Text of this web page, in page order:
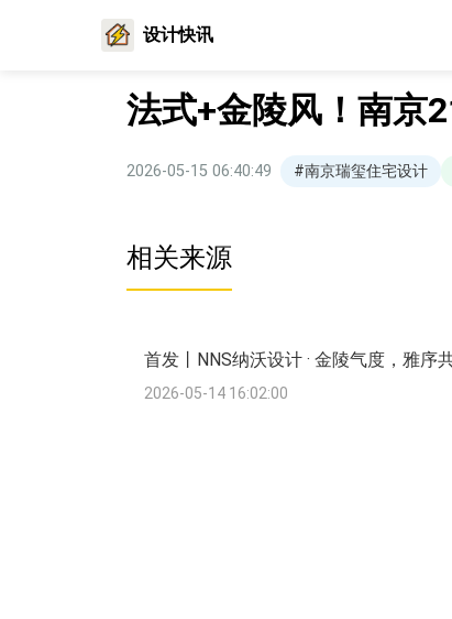
设计快讯
法式+金陵风！南京
2026-05-15 06:40:49 #南京瑞玺住宅设计
相关来源
首发丨NNS纳沃设计 · 金陵气度，雅序
2026-05-14 16:02:00